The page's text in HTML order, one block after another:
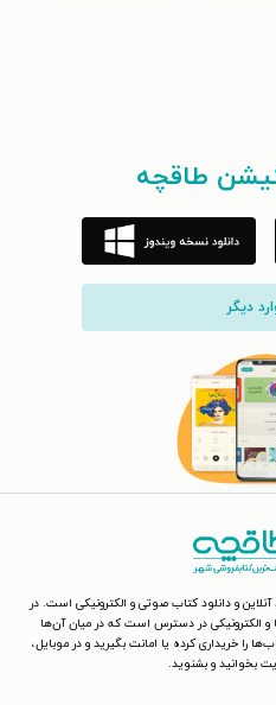
طاقچه
دیگر
و دانلود کتاب صوتی و الکترونیکی است. در
و الکترونیکی در دسترس است که در میان آن‌ها
را خریداری کرده یا امانت بگیرید و در موبایل،
بخوانید و بشنوید.